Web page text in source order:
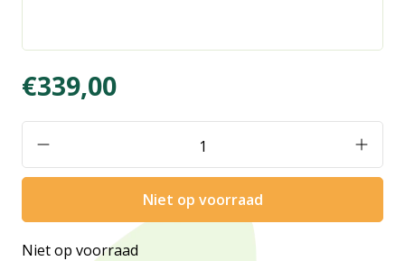
€339,00
Niet op voorraad
Niet op voorraad